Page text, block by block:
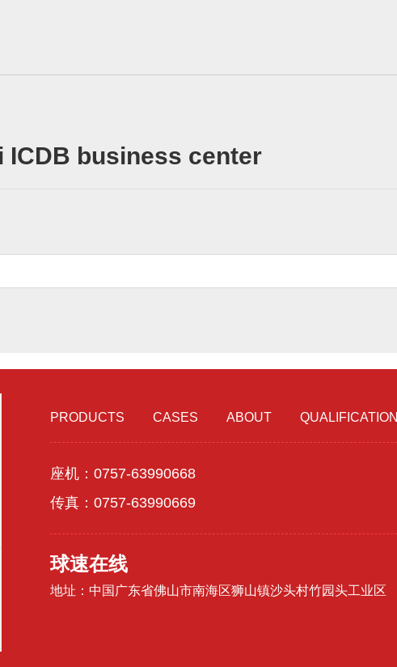
ICDB business center
PRODUCTS CASES ABOUT QUALIFICATION
座机：0757-63990668
传真：0757-63990669
球速在线
地址：中国广东省佛山市南海区狮山镇沙头村竹园头工业区